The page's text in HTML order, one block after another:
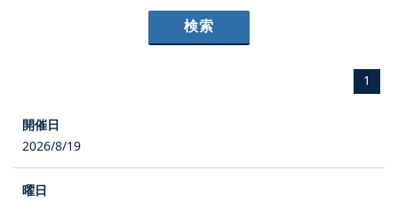
1
2026/8/19